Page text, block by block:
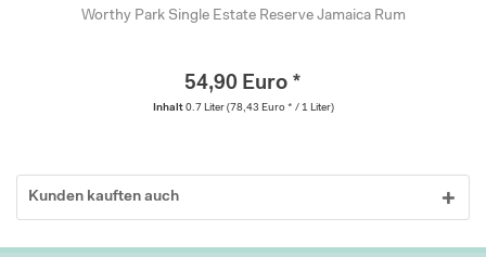
Worthy Park Single Estate Reserve Jamaica Rum
54,90 Euro *
Inhalt 0.7 Liter (78,43 Euro * / 1 Liter)
Kunden kauften auch